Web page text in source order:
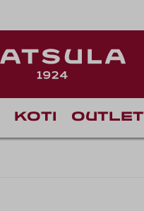
Koti Outlet